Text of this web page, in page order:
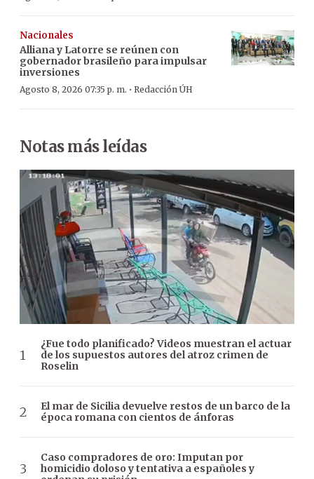
Nacionales
Alliana y Latorre se reúnen con
gobernador brasileño para impulsar
inversiones
Agosto 8, 2026 07:35 p. m. · Redacción ÚH
Notas más leídas
¿Fue todo planificado? Videos muestran el actuar
de los supuestos autores del atroz crimen de
Roselin
El mar de Sicilia devuelve restos de un barco de la
época romana con cientos de ánforas
Caso compradores de oro: Imputan por
homicidio doloso y tentativa a españoles y